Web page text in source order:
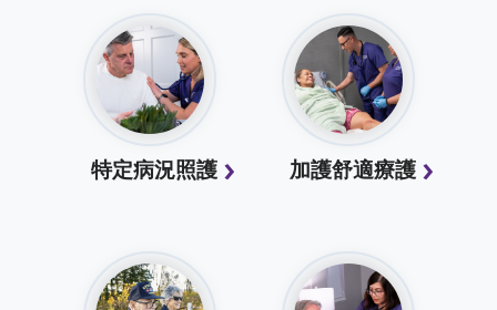
特定病況照護 加護舒適療護